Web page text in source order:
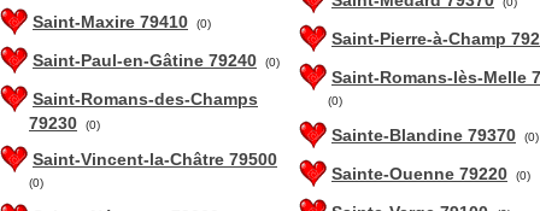
Saint-Maxire 79410 (0)
Saint-Paul-en-Gâtine 79240 (0)
Saint-Romans-des-Champs
79230
(0)
Saint-Vincent-la-Châtre 79500
(0)
Saint-Pierre-à-Champ
Saint-Romans-lès-Melle
(0)
Sainte-Blandine 79370 (0)
Sainte-Ouenne 79220 (0)